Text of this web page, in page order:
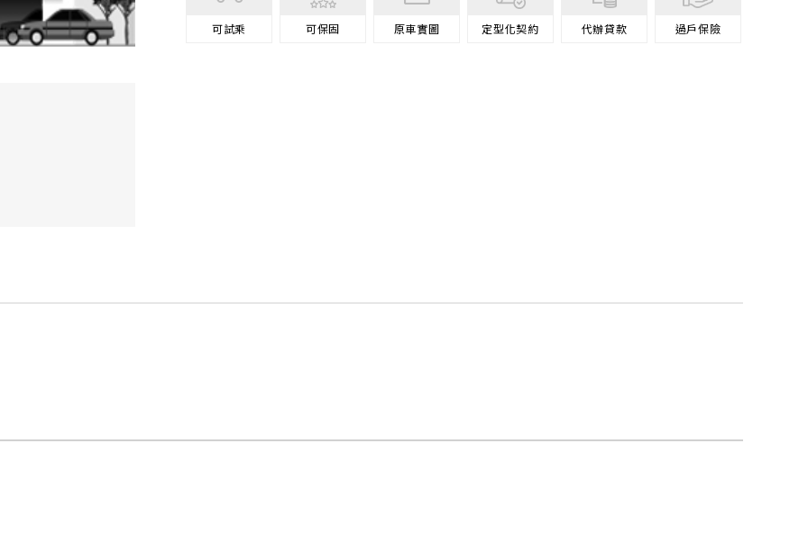
可試乘 可保固 原車實圖 定型化契約 代辦貸款 過戶保險